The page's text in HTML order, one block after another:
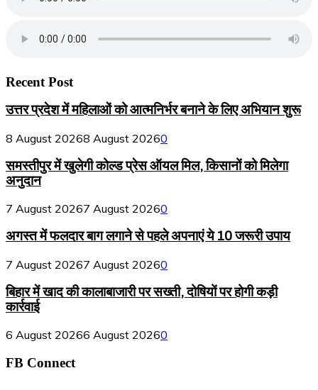
Recent Post
उत्तर प्रदेश में महिलाओं को आत्मनिर्भर बनाने के लिए अभियान शुरू
8 August 20268 August 20260
समस्तीपुर में खुलेगी कोल्ड प्रेस ऑयल मिल, किसानों को मिलेगा
अनुदान
7 August 20267 August 20260
अगस्त में फलदार बाग लगाने से पहले अपनाएं ये 10 जरूरी उपाय
7 August 20267 August 20260
बिहार में खाद की कालाबाजारी पर सख्ती, दोषियों पर होगी कड़ी
कार्रवाई
6 August 20266 August 20260
FB Connect